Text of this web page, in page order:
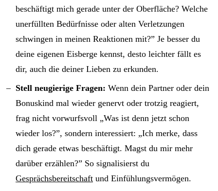
beschäftigt mich gerade unter der Oberfläche? Welche
unerfüllten Bedürfnisse oder alten Verletzungen
schwingen in meinen Reaktionen mit?” Je besser du
deine eigenen Eisberge kennst, desto leichter fällt es
dir, auch die deiner Lieben zu erkunden.
Stell neugierige Fragen: Wenn dein Partner oder dein
Bonuskind mal wieder genervt oder trotzig reagiert,
frag nicht vorwurfsvoll „Was ist denn jetzt schon
wieder los?”, sondern interessiert: „Ich merke, dass
dich gerade etwas beschäftigt. Magst du mir mehr
darüber erzählen?” So signalisierst du
Gesprächsbereitschaft und Einfühlungsvermögen.